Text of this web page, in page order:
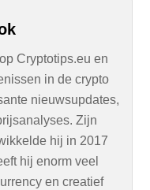
Cryptotips.eu en
in de crypto
nieuwsupdates,
Zijn
hij in 2017
hij enorm veel
en creatief